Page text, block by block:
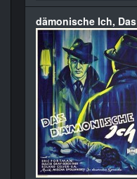
dämonische Ich, Das